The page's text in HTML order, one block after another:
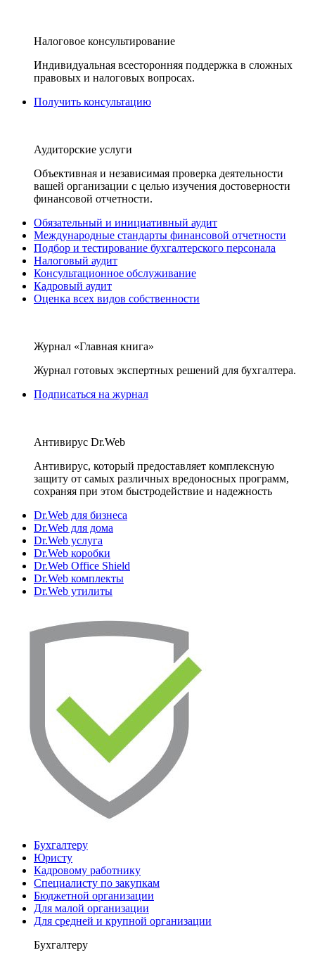
Налоговое консультирование
Индивидуальная всесторонняя поддержка в сложных
правовых и налоговых вопросах.
Получить консультацию
Аудиторские услуги
Объективная и независимая проверка деятельности
вашей организации с целью изучения достоверности
финансовой отчетности.
Обязательный и инициативный аудит
Международные стандарты финансовой отчетности
Подбор и тестирование бухгалтерского персонала
Налоговый аудит
Консультационное обслуживание
Кадровый аудит
Оценка всех видов собственности
Журнал «Главная книга»
Журнал готовых экспертных решений для бухгалтера.
Подписаться на журнал
Антивирус Dr.Web
Антивирус, который предоставляет комплексную
защиту от самых различных вредоносных программ,
сохраняя при этом быстродействие и надежность
Dr.Web для бизнеса
Dr.Web для дома
Dr.Web услуга
Dr.Web коробки
Dr.Web Office Shield
Dr.Web комплекты
Dr.Web утилиты
Бухгалтеру
Юристу
Кадровому работнику
Специалисту по закупкам
Бюджетной организации
Для малой организации
Для средней и крупной организации
Бухгалтеру